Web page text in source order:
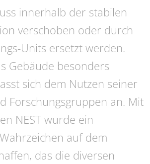
innerhalb der stabilen
verschoben oder durch
Units ersetzt werden.
Gebäude besonders
sich dem Nutzen seiner
Forschungsgruppen an. Mit
NEST wurde ein
auf dem
das die diversen